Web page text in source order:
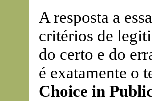
A resposta a
critérios de
do certo e do
é exatamente o
Choice in